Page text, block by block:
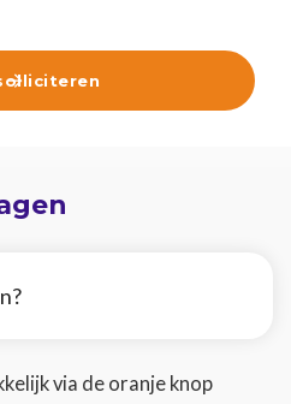

via de oranje knop